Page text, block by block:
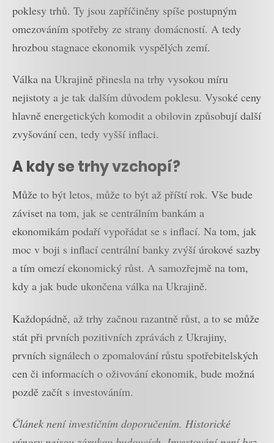
poklesy trhů. Ty jsou zapříčiněny spíše postupným
omezováním spotřeby ze strany domácností. A tedy
hrozbou stagnace ekonomik vyspělých zemí.
Válka na Ukrajině přinesla na trhy vysokou míru
nejistoty a je tak dalším důvodem poklesu. Vysoké ceny
hlavně energetických komodit a obilovin způsobují další
zvyšování cen, tedy vyšší inflaci.
A kdy se trhy vzchopí?
Může to být letos, může to být až příští rok. Vše bude
záviset na tom, jak se centrálním bankám a
ekonomikám podaří vypořádat se s inflací. Na tom, jak
moc v boji s inflací centrální banky zvýší úrokové sazby
a tím omezí ekonomický růst. A samozřejmě na tom,
kdy a jak bude ukončena válka na Ukrajině.
Každopádně, až trhy začnou razantně růst, a to se může
stát při prvních pozitivních zprávách z Ukrajiny,
prvních signálech o zpomalování růstu spotřebitelských
cen či informacích o oživování ekonomik, bude možná
pozdě začít s investováním.
Článek není investičním doporučením. Historické